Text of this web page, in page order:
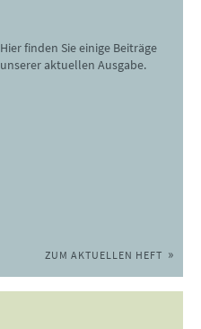
Hier finden Sie einige Beiträge
unserer aktuellen Ausgabe.
ZUM AKTUELLEN HEFT